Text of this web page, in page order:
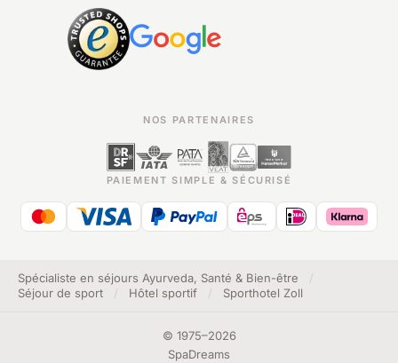
NOS PARTENAIRES
PAIEMENT SIMPLE & SÉCURISÉ
Spécialiste en séjours Ayurveda, Santé & Bien-être
Séjour de sport
Hôtel sportif Sporthotel Zoll
© 1975–2026
SpaDreams